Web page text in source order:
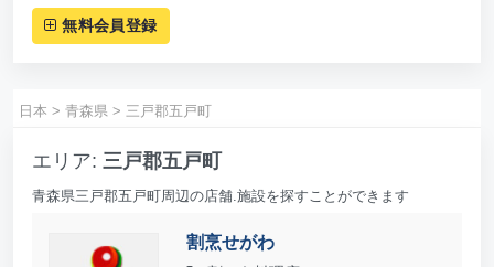
無料会員登録
日本 > 青森県 > 三戸郡五戸町
エリア: 三戸郡五戸町
青森県三戸郡五戸町周辺の店舗.施設を探すことができます
割烹せがわ